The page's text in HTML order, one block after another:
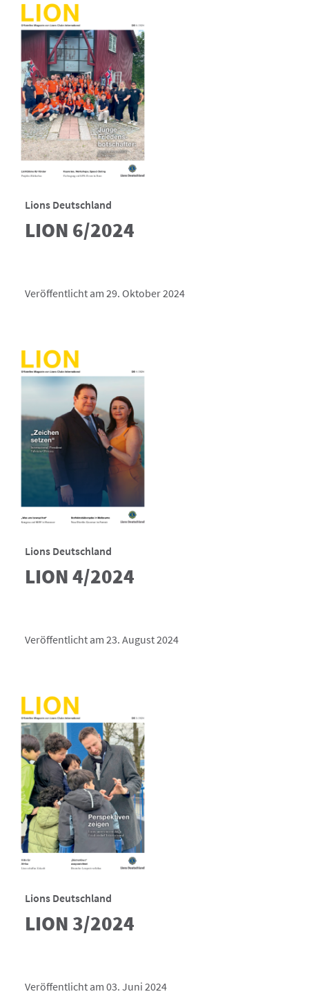
Lions Deutschland
LION 6/2024
Veröffentlicht am 29. Oktober 2024
Lions Deutschland
LION 4/2024
Veröffentlicht am 23. August 2024
Lions Deutschland
LION 3/2024
Veröffentlicht am 03. Juni 2024